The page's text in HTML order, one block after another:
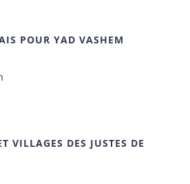
POUR YAD VASHEM
VILLAGES DES JUSTES DE